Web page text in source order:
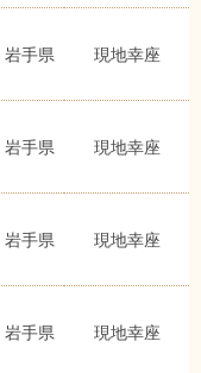
岩手県 現地幸座
岩手県 現地幸座
岩手県 現地幸座
岩手県 現地幸座